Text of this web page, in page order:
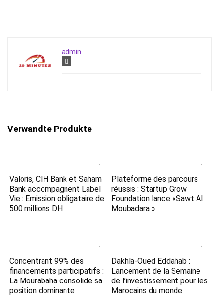
admin
Verwandte Produkte
Valoris, CIH Bank et Saham
Bank accompagnent Label
Vie : Emission obligataire de
500 millions DH
Plateforme des parcours
réussis : Startup Grow
Foundation lance «Sawt Al
Moubadara »
Concentrant 99% des
financements participatifs :
La Mourabaha consolide sa
position dominante
Dakhla-Oued Eddahab :
Lancement de la Semaine
de l’investissement pour les
Marocains du monde